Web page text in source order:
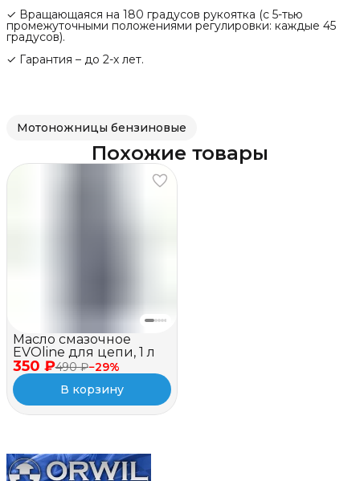
✓ Вращающаяся на 180 градусов рукоятка (с 5-тью
промежуточными положениями регулировки: каждые 45
градусов).
✓ Гарантия – до 2-х лет.
Мотоножницы бензиновые
Похожие товары
350 ₽490 ₽−29%
Масло смазочное
EVOline для цепи, 1 л
В корзину